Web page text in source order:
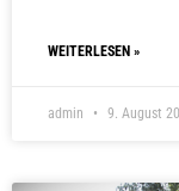
WEITERLESEN »
admin 9. August